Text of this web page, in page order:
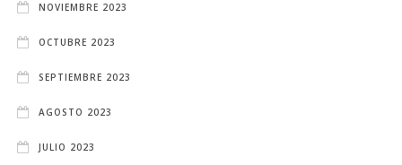
NOVIEMBRE 2023
OCTUBRE 2023
SEPTIEMBRE 2023
AGOSTO 2023
JULIO 2023